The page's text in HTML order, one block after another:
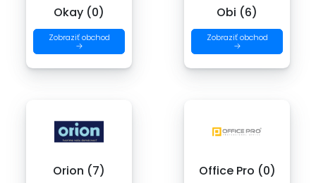
Okay (0)
Zobraziť obchod
→
Obi (6)
Zobraziť obchod
→
Orion (7) Office Pro (0)